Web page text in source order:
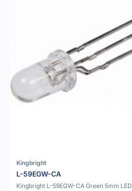
Kingbright
L-59EGW-CA
Kingbright L-59EGW-CA Green 5mm LED